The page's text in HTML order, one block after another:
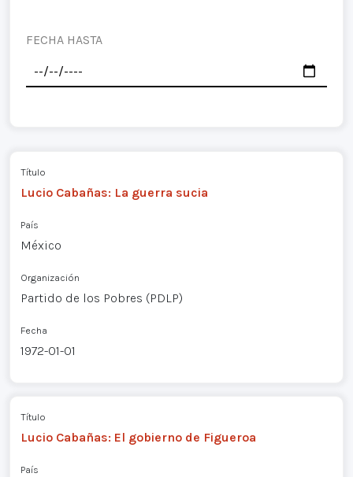
FECHA HASTA
Título
Lucio Cabañas: La guerra sucia
País
México
Organización
Partido de los Pobres (PDLP)
Fecha
1972-01-01
Título
Lucio Cabañas: El gobierno de Figueroa
País